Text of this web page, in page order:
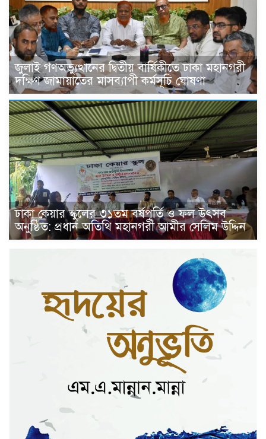
জুলাই গণঅভ্যুত্থানের দ্বিতীয় বার্ষিকীতে ঢাকা মহানগরী
দক্ষিণ জামায়াতের মাসব্যাপী কর্মসূচি ঘোষণা
ঢাকা কেয়ার স্কুলের ৩১তম বর্ষপূর্তি ও ফল উৎসব
অনুষ্ঠিত: প্রধান অতিথি মহানগরী আমীর সেলিম উদ্দিন